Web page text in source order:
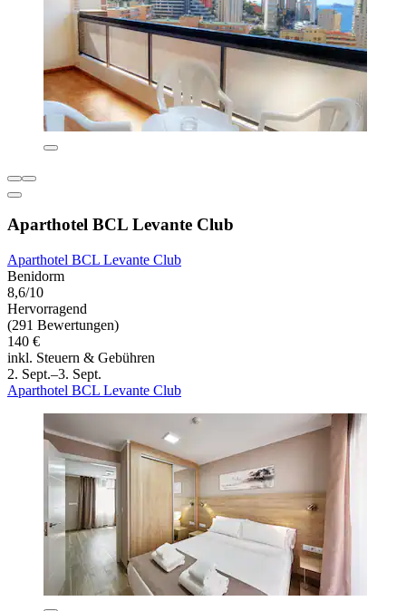
Aparthotel BCL Levante Club
Aparthotel BCL Levante Club
Benidorm
8,6/10
Hervorragend
(291 Bewertungen)
140 €
inkl. Steuern & Gebühren
2. Sept.–3. Sept.
Aparthotel BCL Levante Club